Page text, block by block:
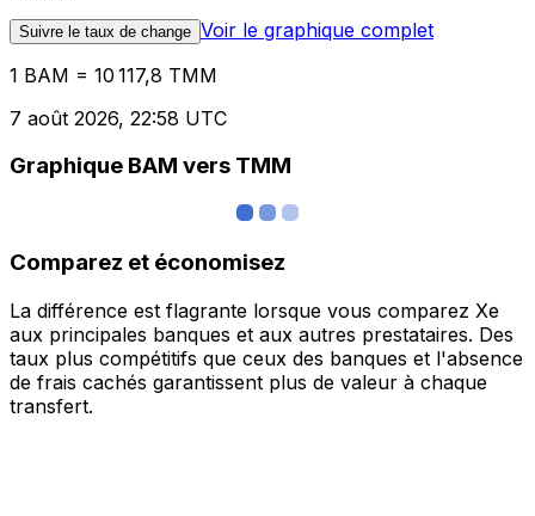
Suivre le taux de change Voir le graphique complet
1 BAM = 10 117,8 TMM
7 août 2026, 22:58 UTC
Graphique BAM vers TMM
Comparez et économisez
La différence est flagrante lorsque vous comparez Xe
aux principales banques et aux autres prestataires. Des
taux plus compétitifs que ceux des banques et l'absence
de frais cachés garantissent plus de valeur à chaque
transfert.